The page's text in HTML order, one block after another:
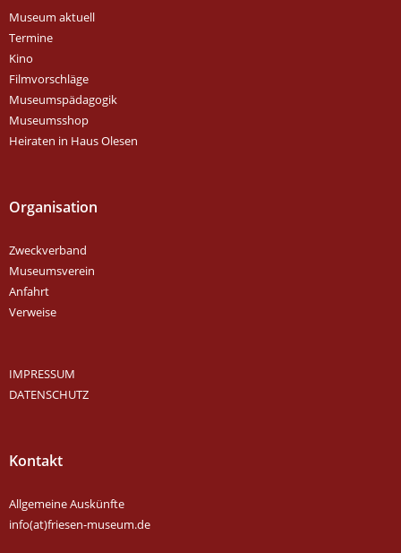
Museum aktuell
Termine
Kino
Filmvorschläge
Museumspädagogik
Museumsshop
Heiraten in Haus Olesen
Organisation
Zweckverband
Museumsverein
Anfahrt
Verweise
IMPRESSUM
DATENSCHUTZ
Kontakt
Allgemeine Auskünfte
info(at)friesen-museum.de